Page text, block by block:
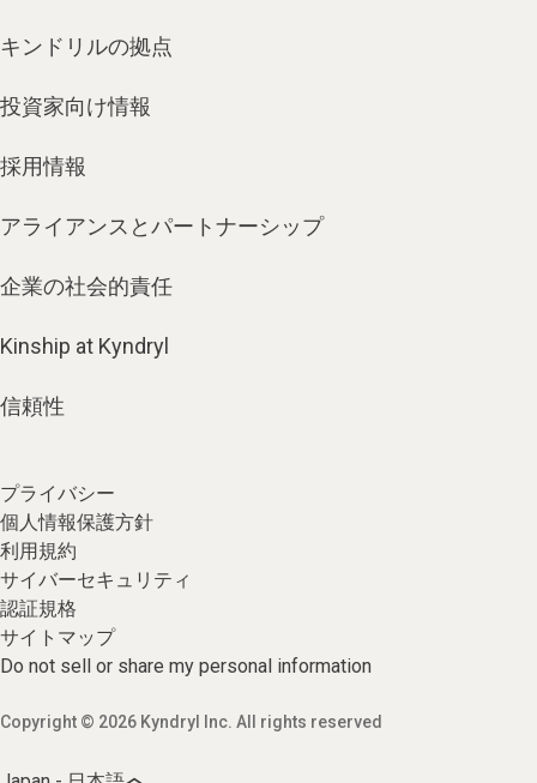
キンドリルの拠点
投資家向け情報
採用情報
アライアンスとパートナーシップ
企業の社会的責任
Kinship at Kyndryl
信頼性
プライバシー
個人情報保護方針
利用規約
サイバーセキュリティ
認証規格
サイトマップ
Do not sell or share my personal information
Copyright © 2026 Kyndryl Inc. All rights reserved